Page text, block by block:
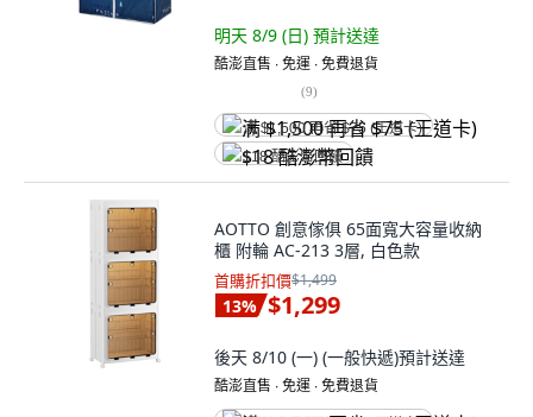
明天 8/9 (日) 預計送達
酷澎直售 ∙ 免運 ∙ 免費退貨
(9)
满 $1,500 再省 $75 (王道卡)
$18 酷澎幣回饋
AOTTO 創意傢俱 65面寬大容量收納
櫃 附輪 AC-213 3層, 白色款
首購折扣價$1,499
13% $1,299
後天 8/10 (一) (一般快遞)預計送達
酷澎直售 ∙ 免運 ∙ 免費退貨